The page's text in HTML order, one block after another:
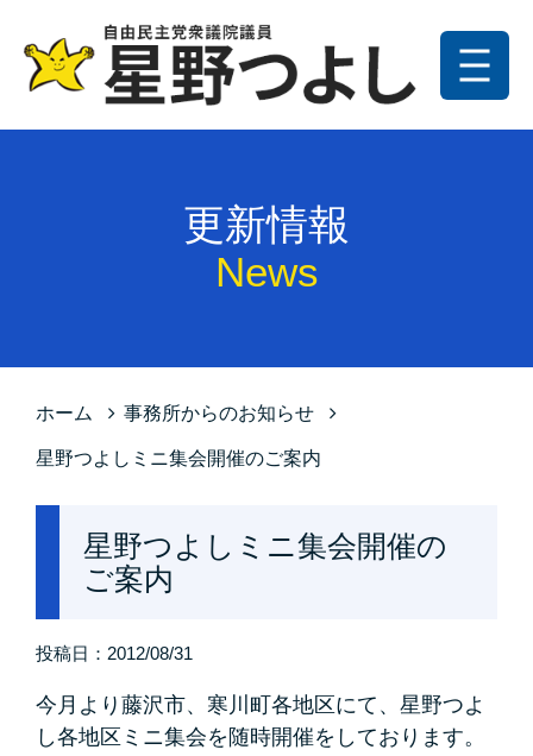
メニュー
トップ
プロフィール
星野の政策
お問い合わせ
サイトマップ
プライバシーポリシー
更新情報
News
ホーム 事務所からのお知らせ
星野つよしミニ集会開催のご案内
星野つよしミニ集会開催の
ご案内
投稿日： 2012/08/31
今月より藤沢市、寒川町各地区にて、星野つよ
し各地区ミニ集会を随時開催をしております。